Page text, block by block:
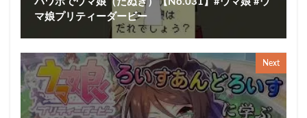
マ娘プリティーダービー
Next